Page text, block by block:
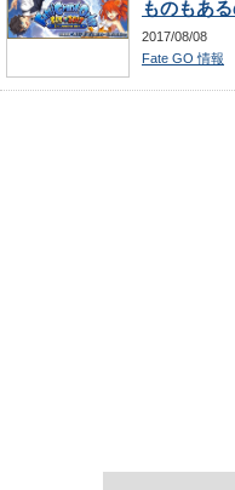
ものもあ
2017/08/08
Fate GO 情報